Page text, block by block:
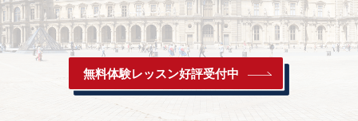
無料体験レッスン好評受付中